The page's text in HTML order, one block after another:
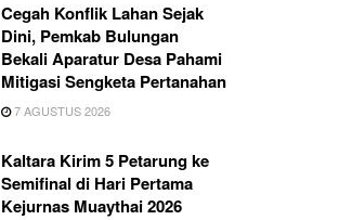
Cegah Konflik Lahan Sejak
Dini, Pemkab Bulungan
Bekali Aparatur Desa Pahami
Mitigasi Sengketa Pertanahan
7 AGUSTUS 2026
Kaltara Kirim 5 Petarung ke
Semifinal di Hari Pertama
Kejurnas Muaythai 2026